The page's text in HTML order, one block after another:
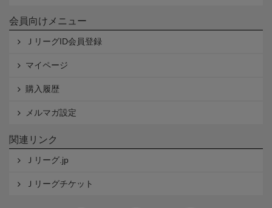
会員向けメニュー
ＪリーグID会員登録
マイページ
購入履歴
メルマガ設定
関連リンク
Ｊリーグ.jp
Ｊリーグチケット